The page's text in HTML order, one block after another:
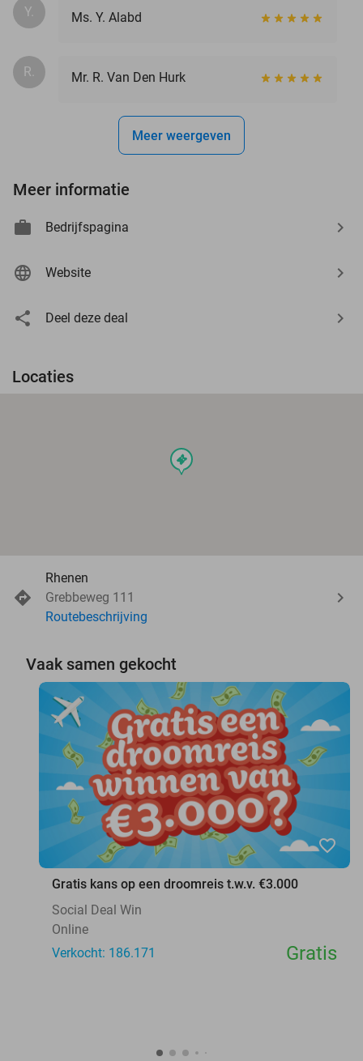
Y. Ms. Y. Alabd
R. Mr. R. Van Den Hurk
Meer weergeven
Meer informatie
Bedrijfspagina
Website
Deel deze deal
Locaties
events
Rhenen
Grebbeweg 111
Routebeschrijving
Vaak samen gekocht
favorite_border
Gratis kans op een droomreis t.w.v. €3.000
Social Deal Win
Online
Verkocht: 186.171
Gratis